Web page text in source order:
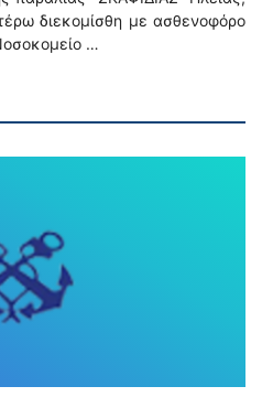
διεκομίσθη με ασθενοφόρο
…